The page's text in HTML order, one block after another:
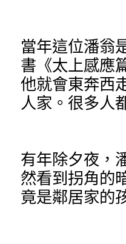
當年這位潘翁
書《太上感應
他就會東奔西
人家。很多人
有年除夕夜，
然看到拐角的
竟是鄰居家的